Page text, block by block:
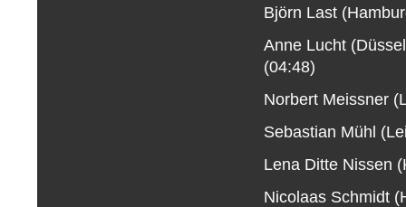
Björn Last
Anne Lucht
(04:48)
Norbert Meissner
Sebastian Mühl
Lena Ditte Nissen
Nicolaas Schmidt